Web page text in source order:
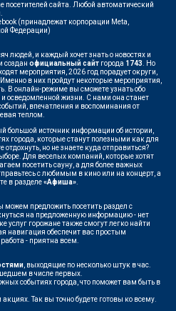
посетителей сайта. Любой автоматический
(принадлежат корпорации Meta,
Федерации)
людей, и каждый хочет знать о новостях и
создан официальный сайт города 1743. Но
мероприятия, 2026 год порадует округи,
в них пройдут некоторые мероприятия,
В онлайн-режиме вы сможете узнать обо
осведомленной жизни. С нами она станет
впечатления и воспоминания от
теплом.
большой источник информации об истории,
города, которые станут полезными как для
отдохнуть, но не знаете куда отправиться?
Для веселых компаний, которые хотят
посетить сауну, а для более важных
с любимым в кино или на концерт, а
в разделе«Афиша».
можем предложить посетить раздел с
на предложенную информацию - нет
услуг горожане также смогут легко найти
навигация обеспечит вас простым
- приятна всем.
, выходящие по несколько штук в час.
в числе первых.
событиях города, что поможет вам быть в
Так вы точно будете готовы ко всему.